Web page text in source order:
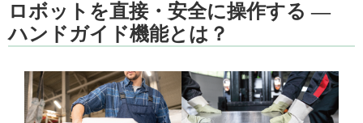
ロボットを直接・安全に操作する ―
ハンドガイド機能とは？